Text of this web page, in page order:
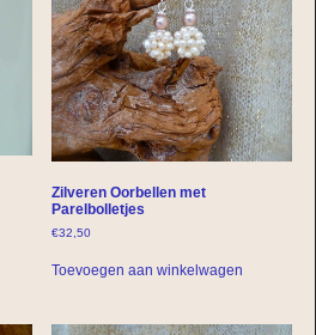
Zilveren Oorbellen met
Parelbolletjes
€32,50
Toevoegen aan winkelwagen